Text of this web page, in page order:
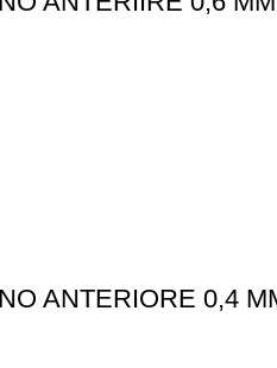
ANTERIORE 0,4